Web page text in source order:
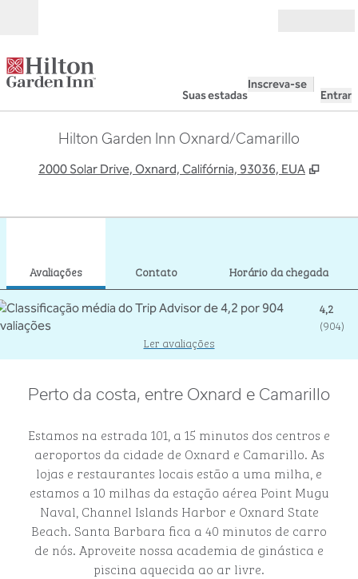
Suas estadas
Inscreva-se
Entrar
Hilton Garden Inn Oxnard/Camarillo
2000 Solar Drive, Oxnard, Califórnia, 93036, EUA ,
Avaliações Contato Horário da chegada
4,2
(904)
Ler avaliações
Perto da costa, entre Oxnard e Camarillo
Estamos na estrada 101, a 15 minutos dos centros e
aeroportos da cidade de Oxnard e Camarillo. As
lojas e restaurantes locais estão a uma milha, e
estamos a 10 milhas da estação aérea Point Mugu
Naval, Channel Islands Harbor e Oxnard State
Beach. Santa Barbara fica a 40 minutos de carro
de nós. Aproveite nossa academia de ginástica e
piscina aquecida ao ar livre.